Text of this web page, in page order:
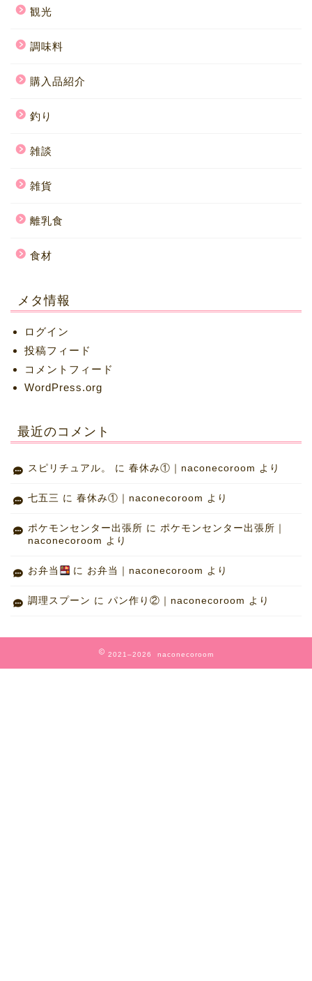
観光
調味料
購入品紹介
釣り
雑談
雑貨
離乳食
食材
メタ情報
ログイン
投稿フィード
コメントフィード
WordPress.org
最近のコメント
スピリチュアル。 に 春休み①｜naconecoroom より
七五三 に 春休み①｜naconecoroom より
ポケモンセンター出張所 に ポケモンセンター出張所｜
naconecoroom より
お弁当 に お弁当｜naconecoroom より
調理スプーン に パン作り②｜naconecoroom より
2021–2026 naconecoroom